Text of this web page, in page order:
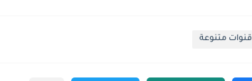
قنوات متنوعة